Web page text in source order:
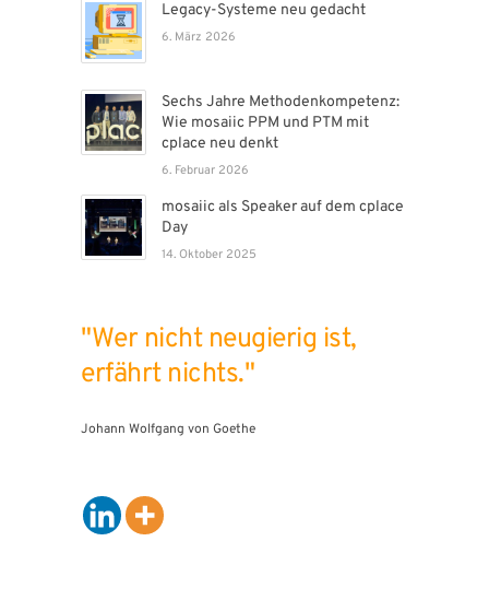
Legacy-Systeme neu gedacht
6. März 2026
Sechs Jahre Methodenkompetenz:
Wie mosaiic PPM und PTM mit
cplace neu denkt
6. Februar 2026
mosaiic als Speaker auf dem cplace
Day
14. Oktober 2025
"Wer nicht neugierig ist,
erfährt nichts."
Johann Wolfgang von Goethe